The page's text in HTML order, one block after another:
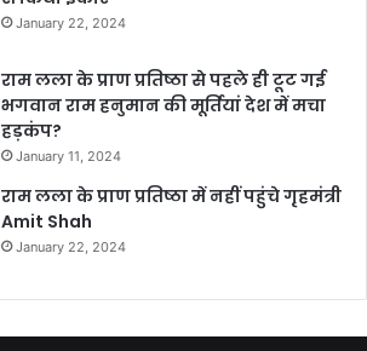
January 22, 2024
राम लला के प्राण प्रतिष्ठा से पहले ही टूट गई
भगवान राम हनुमान की मूर्तियां देश में मचा
हड़कंप?
January 11, 2024
राम लला के प्राण प्रतिष्ठा में नहीं पहुंचे गृहमंत्री
Amit Shah
January 22, 2024